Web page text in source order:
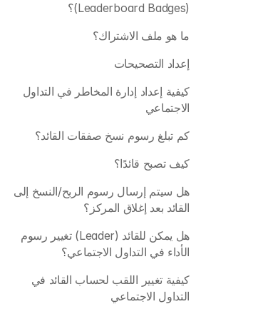
(Leaderboard Badges)؟
ما هو ملف الاشتراك؟
إعداد التصحيحات
الاجتماعي
كم تبلغ رسوم نسخ صفقات القائد؟
كيف تصبح قائدًا؟
القائد بعد إغلاق المركز؟
الأداء في التداول الاجتماعي؟
التداول الاجتماعي